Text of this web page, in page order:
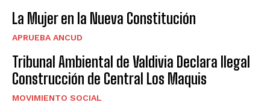
La Mujer en la Nueva Constitución
APRUEBA ANCUD
Tribunal Ambiental de Valdivia Declara Ilegal
Construcción de Central Los Maquis
MOVIMIENTO SOCIAL